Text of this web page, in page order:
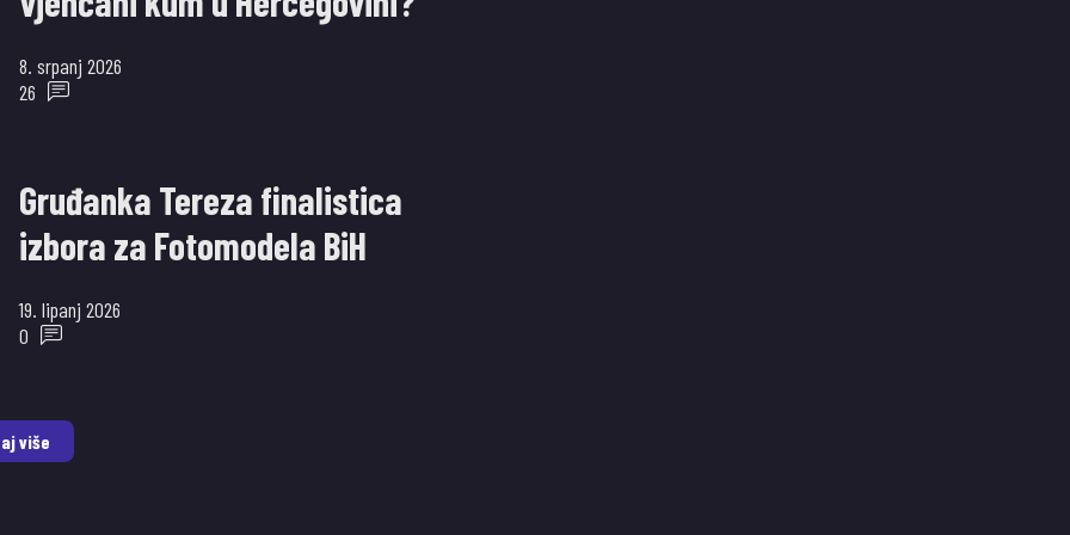
8. srpanj 2026
26
Gruđanka Tereza finalistica
izbora za Fotomodela BiH
19. lipanj 2026
0
više